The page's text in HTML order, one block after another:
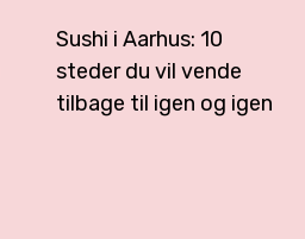
Sushi i Aarhus: 10
steder du vil vende
tilbage til igen og igen